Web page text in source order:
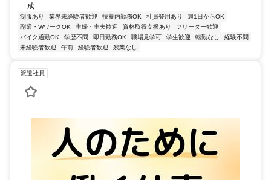
成...
制服あり 業界未経験者歓迎 扶養内勤務OK 社員登用あり
週1日からOK
副業・WワークOK
主婦・主夫歓迎 資格取得支援あり
フリーター歓迎
バイク通勤OK
学歴不問 即日勤務OK 職場見学可 学生歓迎 転勤なし
経験不問
未経験者歓迎
午前 経験者歓迎 残業なし
派遣社員